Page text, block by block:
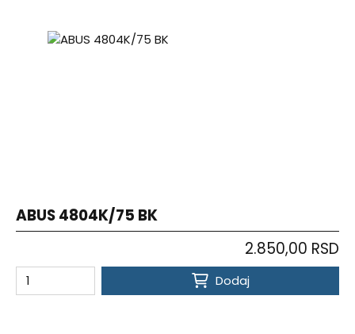
ABUS 4804K/75 BK
2.850,00 RSD
Dodaj